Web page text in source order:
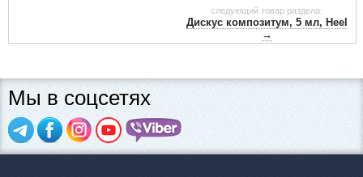
следующий товар раздела:
Дискус композитум, 5 мл, Heel
→
Мы в соцсетях